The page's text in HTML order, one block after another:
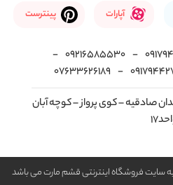
آپارات پینترست
-
09216585530
-
-
07633626189
صادقیه – کوی پرواز – کوچه آبان
سایت فروشگاه اینترنتی قشم مارت می باشد